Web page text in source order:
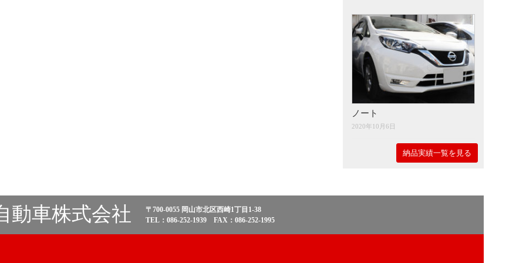
ノート
2020年10月6日
納品実績一覧を見る
動車株式会社
〒700-0055 岡山市北区西崎1丁目1-38
TEL：086-252-1939 FAX：086-252-1995